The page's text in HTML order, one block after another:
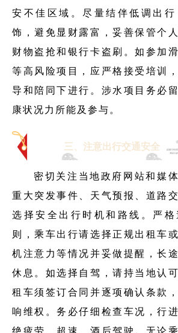
安不佳区域。尽量结伴低调出
饰，避免显财露富，妥善保管个
财物盗抢和银行卡盗刷。如参加
等高风险项目，应严格接受培训
导和陪同下进行。涉水项目务必
康状况力所能及参与。
三、注意出行交通安全
密切关注当地政府网站和媒
重大突发事件、天气预报、道路
选择安全出行时机和路线。严
则，乘车出行请选择正规出租车
机注意力等情况并妥做提醒，长
休息。如选择自驾，请持当地认
租车须签订合同并逐项确认条款
响维权。务必仔细检查车况，行
绝疲劳、超速、酒后驾驶。无论